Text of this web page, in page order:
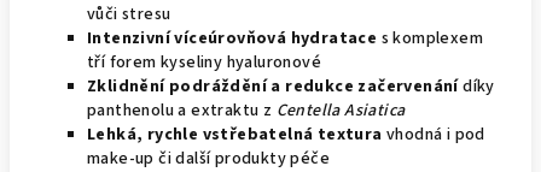
vůči stresu
Intenzivní víceúrovňová hydratace s komplexem
tří forem kyseliny hyaluronové
Zklidnění podráždění a redukce začervenánídíky
panthenolu a extraktu z Centella Asiatica
Lehká, rychle vstřebatelná textura vhodná i pod
make-up či další produkty péče